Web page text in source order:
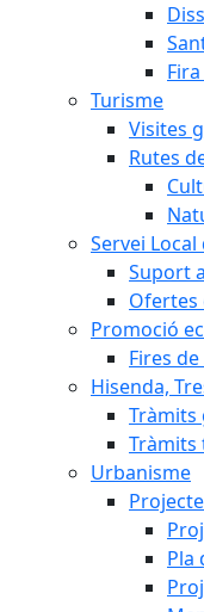
Turisme
Visites
Rutes
Servei
Suport
Ofertes
Promoció
Fires
Hisenda,
Tràmits
Urbanisme
Pla